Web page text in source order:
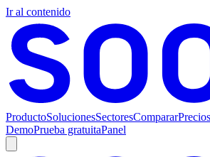
Ir al contenido
ProductoSolucionesSectoresCompararPrecios
DemoPrueba gratuitaPanel